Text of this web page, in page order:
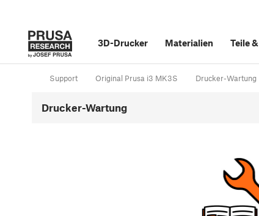
3D-Drucker Materialien Teile&
Support Original Prusa i3 MK3S Drucker-Wartung
Drucker-Wartung